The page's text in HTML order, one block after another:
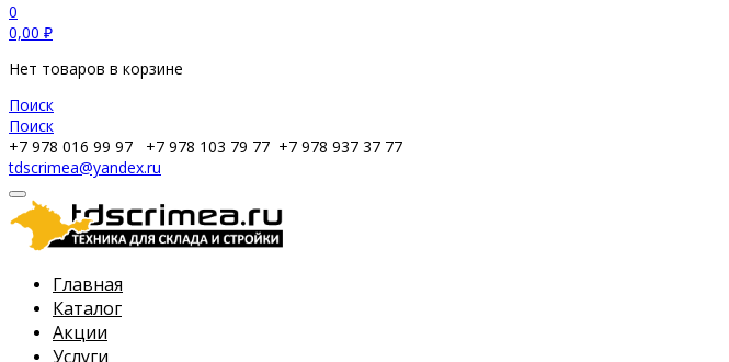
0
0,00 ₽
Нет товаров в корзине
Поиск
Поиск
+7 978 016 99 97
+7 978 103 79 77 +7 978 937 37 77
tdscrimea@yandex.ru
Главная
Каталог
Акции
Услуги